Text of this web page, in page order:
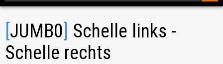
JUMB0 Schelle links -
Schelle rechts